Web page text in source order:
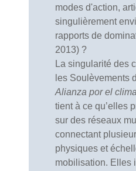
modes d'action,
singulièrement
rapports de
2013) ?
La singularité des
les Soulèvements
Alianza por el clima
tient à ce qu’elles
sur des réseaux
connectant
physiques et
mobilisation. Elles